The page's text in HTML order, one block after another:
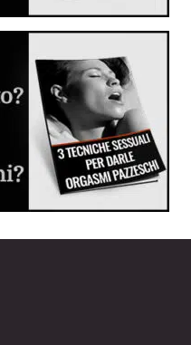
sulla penetrazione anale in
Sessuali
divertirti
Plug o Anal Plug)
sverginarla dal culo